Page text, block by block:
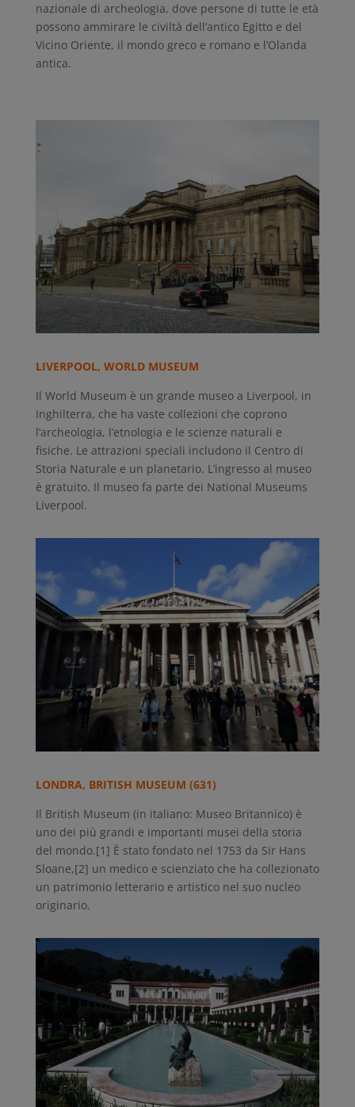
nazionale di archeologia, dove persone di tutte le età
possono ammirare le civiltà dell’antico Egitto e del
Vicino Oriente, il mondo greco e romano e l’Olanda
antica.
LIVERPOOL, WORLD MUSEUM
Il World Museum è un grande museo a Liverpool, in
Inghilterra, che ha vaste collezioni che coprono
l’archeologia, l’etnologia e le scienze naturali e
fisiche. Le attrazioni speciali includono il Centro di
Storia Naturale e un planetario. L’ingresso al museo
è gratuito. Il museo fa parte dei National Museums
Liverpool.
LONDRA, BRITISH MUSEUM (631)
Il British Museum (in italiano: Museo Britannico) è
uno dei più grandi e importanti musei della storia
del mondo.[1] È stato fondato nel 1753 da Sir Hans
Sloane,[2] un medico e scienziato che ha collezionato
un patrimonio letterario e artistico nel suo nucleo
originario.